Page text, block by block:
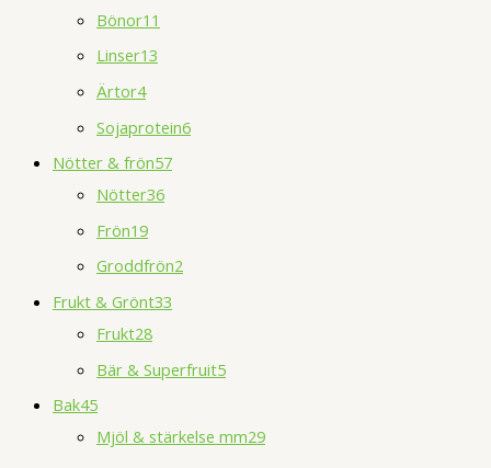
Bönor11
Linser13
Ärtor4
Sojaprotein6
Nötter & frön57
Nötter36
Frön19
Groddfrön2
Frukt & Grönt33
Frukt28
Bär & Superfruit5
Bak45
Mjöl & stärkelse mm29